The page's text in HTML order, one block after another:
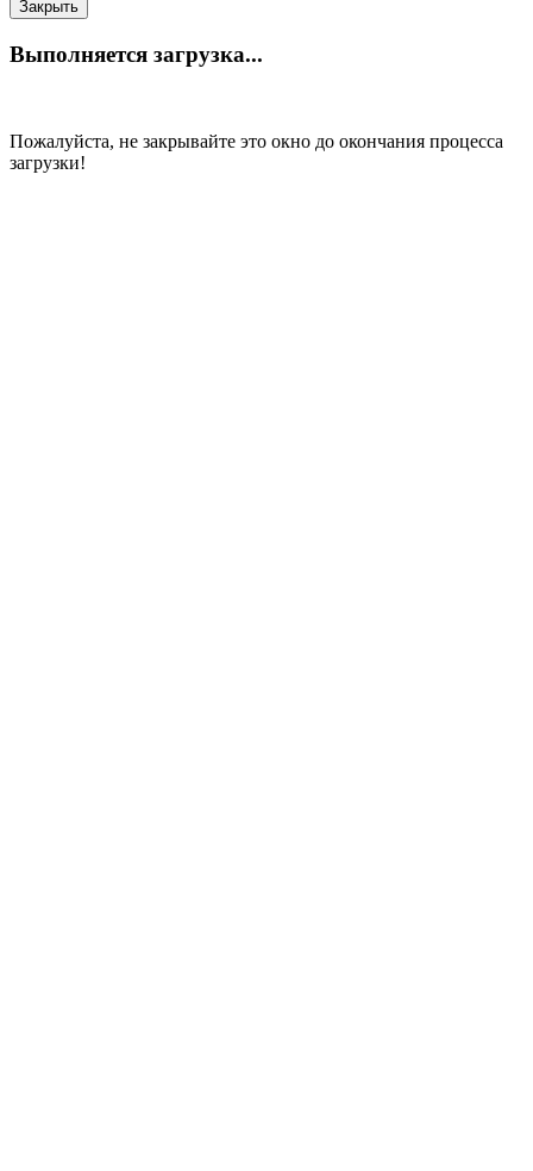
Закрыть
Выполняется загрузка...
Пожалуйста, не закрывайте это окно до окончания процесса
загрузки!